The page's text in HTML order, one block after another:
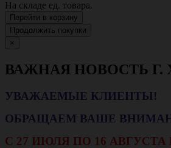
На складе ед. товара.
Перейти в корзину
Продолжить покупки
×
ВАЖНАЯ НОВОСТЬ Г.
УВАЖАЕМЫЕ КЛИЕНТЫ!
ОБРАЩАЕМ ВАШЕ
С 27 ИЮЛЯ ПО 16 АВГУСТА